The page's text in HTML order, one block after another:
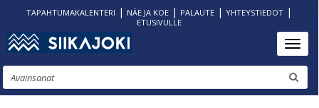
Hyppää
pääsisältöön
TAPAHTUMAKALENTERI | NÄE JA KOE| PALAUTE| YHTEYSTIEDOT|
ETUSIVULLE
Etsi